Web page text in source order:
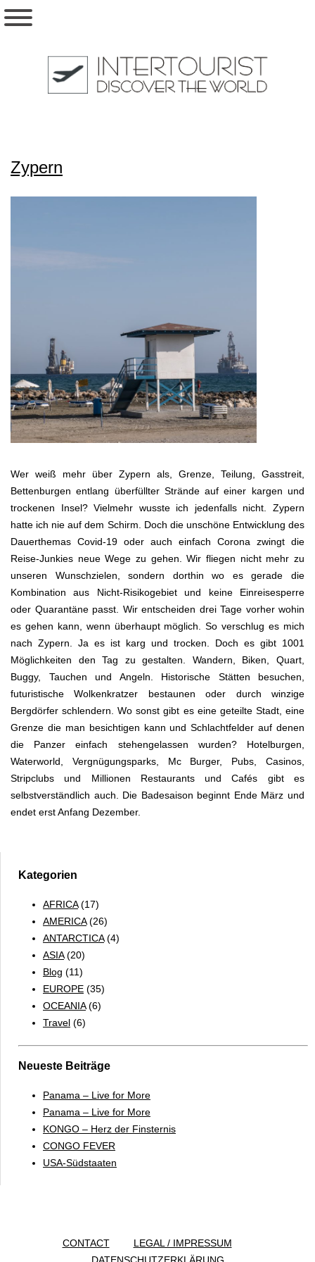
Zypern
Wer weiß mehr über Zypern als, Grenze, Teilung, Gasstreit,
Bettenburgen entlang überfüllter Strände auf einer kargen und
trockenen Insel? Vielmehr wusste ich jedenfalls nicht. Zypern
hatte ich nie auf dem Schirm. Doch die unschöne Entwicklung des
Dauerthemas Covid-19 oder auch einfach Corona zwingt die
Reise-Junkies neue Wege zu gehen. Wir fliegen nicht mehr zu
unseren Wunschzielen, sondern dorthin wo es gerade die
Kombination aus Nicht-Risikogebiet und keine Einreisesperre
oder Quarantäne passt. Wir entscheiden drei Tage vorher wohin
es gehen kann, wenn überhaupt möglich. So verschlug es mich
nach Zypern. Ja es ist karg und trocken. Doch es gibt 1001
Möglichkeiten den Tag zu gestalten. Wandern, Biken, Quart,
Buggy, Tauchen und Angeln. Historische Stätten besuchen,
futuristische Wolkenkratzer bestaunen oder durch winzige
Bergdörfer schlendern. Wo sonst gibt es eine geteilte Stadt, eine
Grenze die man besichtigen kann und Schlachtfelder auf denen
die Panzer einfach stehengelassen wurden? Hotelburgen,
Waterworld, Vergnügungsparks, Mc Burger, Pubs, Casinos,
Stripclubs und Millionen Restaurants und Cafés gibt es
selbstverständlich auch. Die Badesaison beginnt Ende März und
endet erst Anfang Dezember.
Kategorien
AFRICA(17)
AMERICA(26)
ANTARCTICA(4)
ASIA(20)
Blog (11)
EUROPE (35)
OCEANIA(6)
Travel (6)
Neueste Beiträge
Panama – Live for More
Panama – Live for More
KONGO – Herz der Finsternis
CONGO FEVER
USA-Südstaaten
CONTACT
LEGAL / IMPRESSUM